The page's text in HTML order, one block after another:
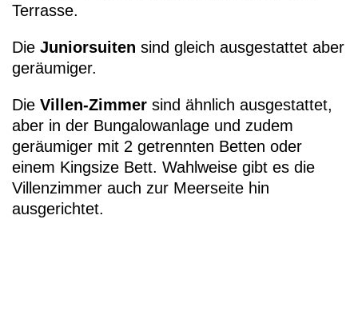
Terrasse.
Die Juniorsuiten sind gleich ausgestattet aber
geräumiger.
Die Villen-Zimmer sind ähnlich ausgestattet,
aber in der Bungalowanlage und zudem
geräumiger mit 2 getrennten Betten oder
einem Kingsize Bett. Wahlweise gibt es die
Villenzimmer auch zur Meerseite hin
ausgerichtet.